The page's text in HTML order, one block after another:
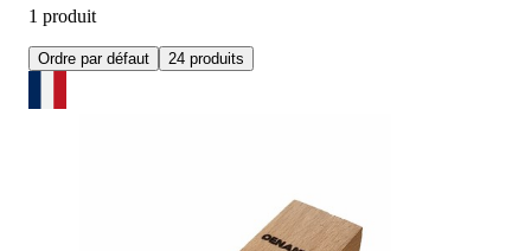
1 produit
Ordre par défaut 24 produits